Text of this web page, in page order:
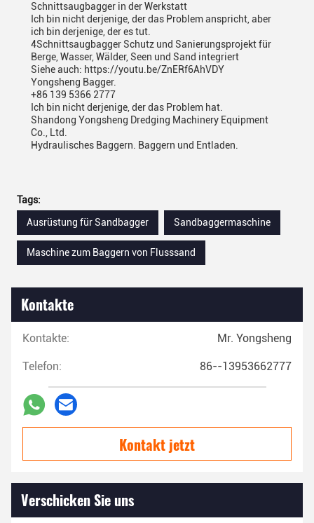
Schnittsaugbagger in der Werkstatt
Ich bin nicht derjenige, der das Problem anspricht, aber
ich bin derjenige, der es tut.
4Schnittsaugbagger Schutz und Sanierungsprojekt für
Berge, Wasser, Wälder, Seen und Sand integriert
Siehe auch: https://youtu.be/ZnERf6AhVDY
Yongsheng Bagger.
+86 139 5366 2777
Ich bin nicht derjenige, der das Problem hat.
Shandong Yongsheng Dredging Machinery Equipment
Co., Ltd.
Hydraulisches Baggern. Baggern und Entladen.
Tags:
Ausrüstung für Sandbagger
Sandbaggermaschine
Maschine zum Baggern von Flusssand
Kontakte
Kontakte: Mr. Yongsheng
Telefon: 86--13953662777
Kontakt jetzt
Verschicken Sie uns